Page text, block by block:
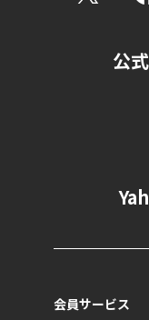
公
会員サービス